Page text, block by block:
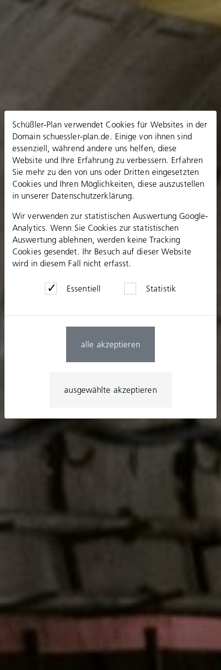
Schüßler-Plan verwendet Cookies für Websites in der
Domain schuessler-plan.de. Einige von ihnen sind
essenziell, während andere uns helfen, diese
Website und Ihre Erfahrung zu verbessern. Erfahren
Sie mehr zu den von uns oder Dritten eingesetzten
Cookies und Ihren Möglichkeiten, diese auszustellen
in unserer Datenschutzerklärung.
Wir verwenden zur statistischen Auswertung Google-
Analytics. Wenn Sie Cookies zur statistischen
Auswertung ablehnen, werden keine Tracking
Cookies gesendet. Ihr Besuch auf dieser Website
wird in diesem Fall nicht erfasst.
Essentiell Statistik
alle akzeptieren
ausgewählte akzeptieren